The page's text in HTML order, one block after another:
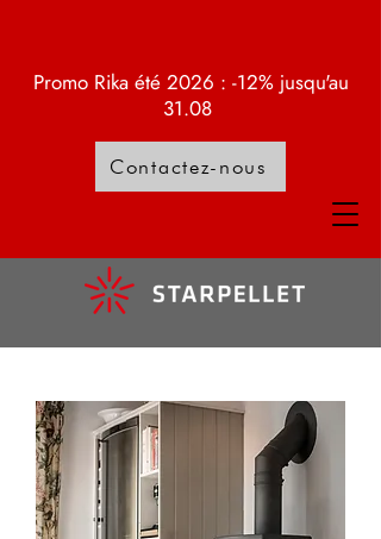
Promo Rika été 2026 : -12% jusqu'au
31.08
Contactez-nous